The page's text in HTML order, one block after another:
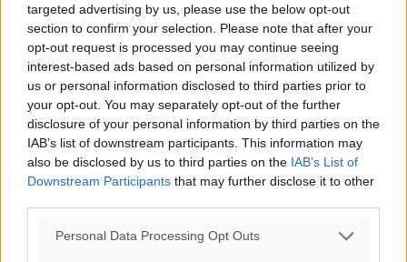
targeted advertising by us, please use the below opt-out
section to confirm your selection. Please note that after your
opt-out request is processed you may continue seeing
interest-based ads based on personal information utilized by
us or personal information disclosed to third parties prior to
your opt-out. You may separately opt-out of the further
disclosure of your personal information by third parties on the
IAB’s list of downstream participants. This information may
also be disclosed by us to third parties on the IAB’s List of
Downstream Participants that may further disclose it to other
Personal Data Processing Opt Outs
Προσθέστε ένα σχόλιο
Το E-mail δεν θα δημοσιευτεί.
Πρέπει να συμπληρωθούν όλα τα πεδία για την
υποβολή του σχολίου.